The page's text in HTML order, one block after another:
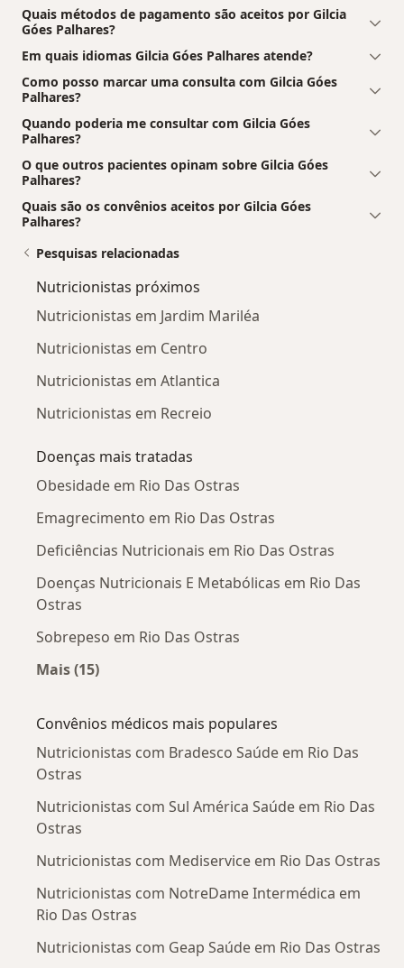
Quais métodos de pagamento são aceitos por Gilcia
Góes Palhares?
Em quais idiomas Gilcia Góes Palhares atende?
Como posso marcar uma consulta com Gilcia Góes
Palhares?
Quando poderia me consultar com Gilcia Góes
Palhares?
O que outros pacientes opinam sobre Gilcia Góes
Palhares?
Quais são os convênios aceitos por Gilcia Góes
Palhares?
Pesquisas relacionadas
Nutricionistas próximos
Nutricionistas em Jardim Mariléa
Nutricionistas em Centro
Nutricionistas em Atlantica
Nutricionistas em Recreio
Doenças mais tratadas
Obesidade em Rio Das Ostras
Emagrecimento em Rio Das Ostras
Deficiências Nutricionais em Rio Das Ostras
Doenças Nutricionais E Metabólicas em Rio Das
Ostras
Sobrepeso em Rio Das Ostras
Mais (15)
Convênios médicos mais populares
Nutricionistas com Bradesco Saúde em Rio Das
Ostras
Nutricionistas com Sul América Saúde em Rio Das
Ostras
Nutricionistas com Mediservice em Rio Das Ostras
Nutricionistas com NotreDame Intermédica em
Rio Das Ostras
Nutricionistas com Geap Saúde em Rio Das Ostras